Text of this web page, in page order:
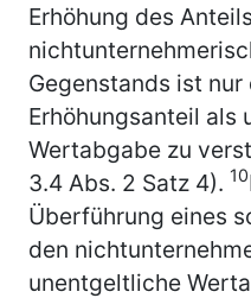
Erhöhung des
Gegenstands ist
Erhöhungsanteil als
Wertabgabe zu
3.4 Abs. 2 Satz 4). 10
Überführung eines
den
unentgeltliche